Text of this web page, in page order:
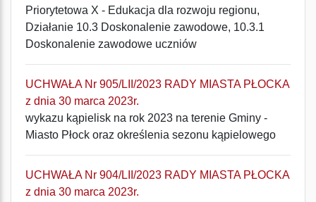
Priorytetowa X - Edukacja dla rozwoju regionu,
Działanie 10.3 Doskonalenie zawodowe, 10.3.1
Doskonalenie zawodowe uczniów
UCHWAŁA Nr 905/LII/2023 RADY MIASTA PŁOCKA
z dnia 30 marca 2023r.
wykazu kąpielisk na rok 2023 na terenie Gminy -
Miasto Płock oraz określenia sezonu kąpielowego
UCHWAŁA Nr 904/LII/2023 RADY MIASTA PŁOCKA
z dnia 30 marca 2023r.